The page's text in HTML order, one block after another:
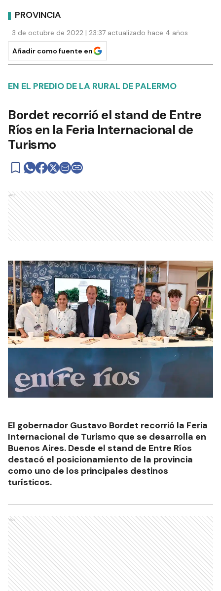
PROVINCIA
3 de octubre de 2022 | 23:37 actualizado hace 4 años
Añadir como fuente en
EN EL PREDIO DE LA RURAL DE PALERMO
Bordet recorrió el stand de Entre
Ríos en la Feria Internacional de
Turismo
Ads
El gobernador Gustavo Bordet recorrió la Feria
Internacional de Turismo que se desarrolla en
Buenos Aires. Desde el stand de Entre Ríos
destacó el posicionamiento de la provincia
como uno de los principales destinos
turísticos.
Ads